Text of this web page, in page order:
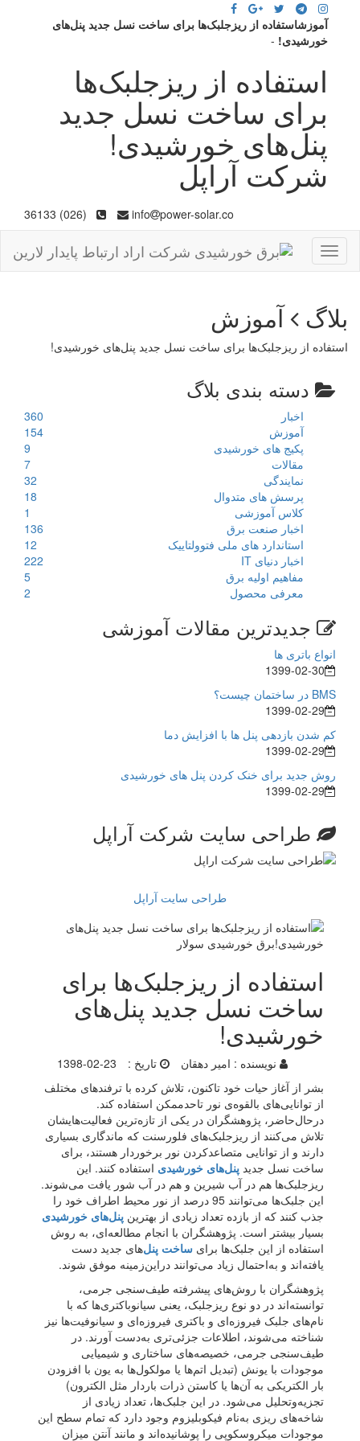
آموزشاستفاده از ریزجلبک‌‌ها برای ساخت نسل جدید پنل‌های
خورشیدی! -
استفاده از ریزجلبک‌‌ها
برای ساخت نسل جدید
پنل‌های خورشیدی!
شرکت آراپل
info power-solar.co
(026) 36133
Toggle
navigation
بلاگ آموزش
استفاده از ریزجلبک‌‌ها برای ساخت نسل جدید پنل‌های خورشیدی!
دسته بندی بلاگ
اخبار
360
آموزش
154
پکیج های خورشیدی
9
مقالات
7
نمایندگی
32
پرسش های متدوال
18
کلاس آموزشی
1
اخبار صنعت برق
136
استاندارد های ملی فتوولتاییک
12
اخبار دنیای IT
222
مفاهیم اولیه برق
5
معرفی محصول
2
جدیدترین مقالات آموزشی
انواع باتری ها
1399-02-30
BMS در ساختمان چیست؟
1399-02-29
کم شدن بازدهی پنل ها با افزایش دما
1399-02-29
روش جدید برای خنک کردن پنل های خورشیدی
1399-02-29
طراحی سایت شرکت آراپل
طراحی سایت آراپل
استفاده از ریزجلبک‌‌ها برای
ساخت نسل جدید پنل‌های
خورشیدی!
نویسنده : امیر دهقان تاریخ :
1398-02-23
بشر از آغاز حیات خود تاکنون، تلاش کرده با ترفندهای مختلف
از توانایی‌های بالقوه‌ی نور تاحدممکن استفاده کند.
درحال‌حاضر، پژوهشگران در یکی از تازه‌ترین فعالیت‌هایشان
تلاش می‌کنند از ریزجلبک‌‌های فلورسنت که ماندگاری بسیاری
دارند و از توانایی متصاعد‌کردن نور برخوردار هستند، برای
ساخت نسل جدید پنل‌‌های خورشیدی استفاده کنند. این
ریزجلبک‌ها هم در آب شیرین و هم در آب شور یافت می‌شوند.
این جلبک‌‌ها می‌توانند 95 درصد از نور محیط اطراف خود را
جذب کنند که از بازده تعداد زیادی از بهترین‌ پنل‌های خورشیدی
بسیار بیشتر است. پژوهشگران با انجام مطالعه‌ای، به روش
استفاده از این جلبک‌ها برای ساخت پنل‌های جدید دست
یافته‌اند و به‌احتمال زیاد می‌توانند در‌این‌زمینه موفق شوند.
پژوهشگران با روش‌‌های پیشرفته طیف‌سنجی جرمی،
توانسته‌اند در دو نوع ریزجلبک، یعنی سیانوباکتری‌ها که با
نام‌های جلبک فیروزه‌ای و باکتری فیروزه‌ای و سیانوفیت‌ها نیز
شناخته می‌شوند، اطلاعات جزئی‌تری به‌دست آورند. در
طیف‌سنجی جرمی، خصیصه‌های ساختاری و شیمیایی
موجودات با یونش (تبدیل اتم‌ها یا مولکول‌ها به یون با افزودن
بار الکتریکی به آن‌ها یا کاستن ذرات باردار مثل الکترون)
تجزیه‌و‌تحلیل می‌شود. در این جلبک‌ها، تعداد زیادی از
شاخه‌های ریزی به‌نام فیکوبلیزوم وجود دارد که تمام سطح این
موجودات میکروسکوپی را پوشانیده‌اند و مانند آنتن میزان